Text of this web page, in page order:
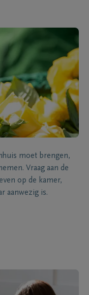
moet brengen,
Vraag aan de
op de kamer,
aanwezig is.